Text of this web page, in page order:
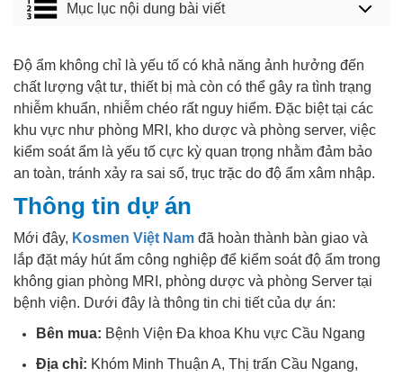
Mục lục nội dung bài viết
Độ ẩm không chỉ là yếu tố có khả năng ảnh hưởng đến
chất lượng vật tư, thiết bị mà còn có thể gây ra tình trạng
nhiễm khuẩn, nhiễm chéo rất nguy hiểm. Đặc biệt tại các
khu vực như phòng MRI, kho dược và phòng server, việc
kiểm soát ẩm là yếu tố cực kỳ quan trọng nhằm đảm bảo
an toàn, tránh xảy ra sai số, trục trặc do độ ẩm xâm nhập.
Thông tin dự án
Mới đây, Kosmen Việt Nam đã hoàn thành bàn giao và
lắp đặt máy hút ẩm công nghiệp để kiểm soát độ ẩm trong
không gian phòng MRI, phòng dược và phòng Server tại
bệnh viện. Dưới đây là thông tin chi tiết của dự án:
Bên mua: Bệnh Viện Đa khoa Khu vực Cầu Ngang
Địa chỉ: Khóm Minh Thuận A, Thị trấn Cầu Ngang,